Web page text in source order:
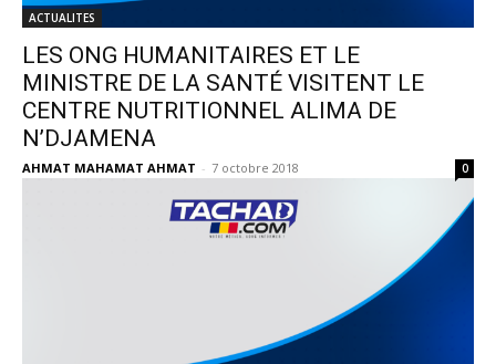
ACTUALITES
LES ONG HUMANITAIRES ET LE
MINISTRE DE LA SANTÉ VISITENT LE
CENTRE NUTRITIONNEL ALIMA DE
N’DJAMENA
AHMAT MAHAMAT AHMAT - 7 octobre 2018 0